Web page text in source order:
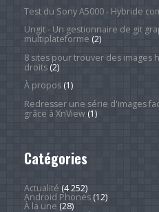
Test du Sony A5000 - Hybride
Ungit - Un gestionnaire de git
multiplateforme (2)
8 sites pour trouver des images
droits(2)
À propos(1)
Redresser une série d'images
grâce à XnView(1)
Catégories
Actualité (4 252)
Android Phones(12)
À la une (28)